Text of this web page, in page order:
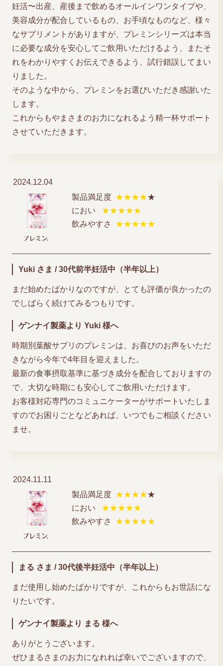
妊活〜出産、産後まで飲めるオールインワンタイプや、
美容成分が配合しているもの、お手頃なものなど、様々
なサプリメントがありますが、プレミンシリーズは本当
に必要な成分を安心してご飲用いただけるよう、またそ
れをわかりやすくお伝えできるよう、試行錯誤してまい
りました。
そのような中から、プレミンをお選びいただき感謝いた
します。
これからもやまさまのお力になれるよう精一杯サポート
させていただきます。
2024.12.04
製品満足度 ★★★★★
におい
★★★★★
飲みやすさ
★★★★★
Yuki さま / 30代前半妊活中（半年以上）
まだ始めたばかりなのですが、とても評価が良かったの
でしばらく続けてみるつもりです。
ゲンナイ製薬より Yuki 様へ
時期別葉酸サプリのプレミンは、お喜びのお声をいただ
きながら今年で4年目を迎えました。
最新の食事摂取基準に基づき成分を配合しておりますの
で、大切な時期にも安心してご飲用いただけます。
お客様対応専門のコミュニケーターがサポートいたしま
すのでお困りごとなどあれば、いつでもご相談ください
ませ。
2024.11.11
製品満足度 ★★★★★
におい
★★★★★
飲みやすさ
★★★★★
まる さま / 30代後半妊活中（半年以上）
まだ使用し始めたばかりですが、これからもお世話にな
りたいです。
ゲンナイ製薬より まる 様へ
ありがとうございます。
ぜひまるさまのお力になれれば幸いでございますので、